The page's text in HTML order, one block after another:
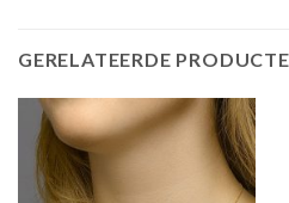
GERELATEERDE